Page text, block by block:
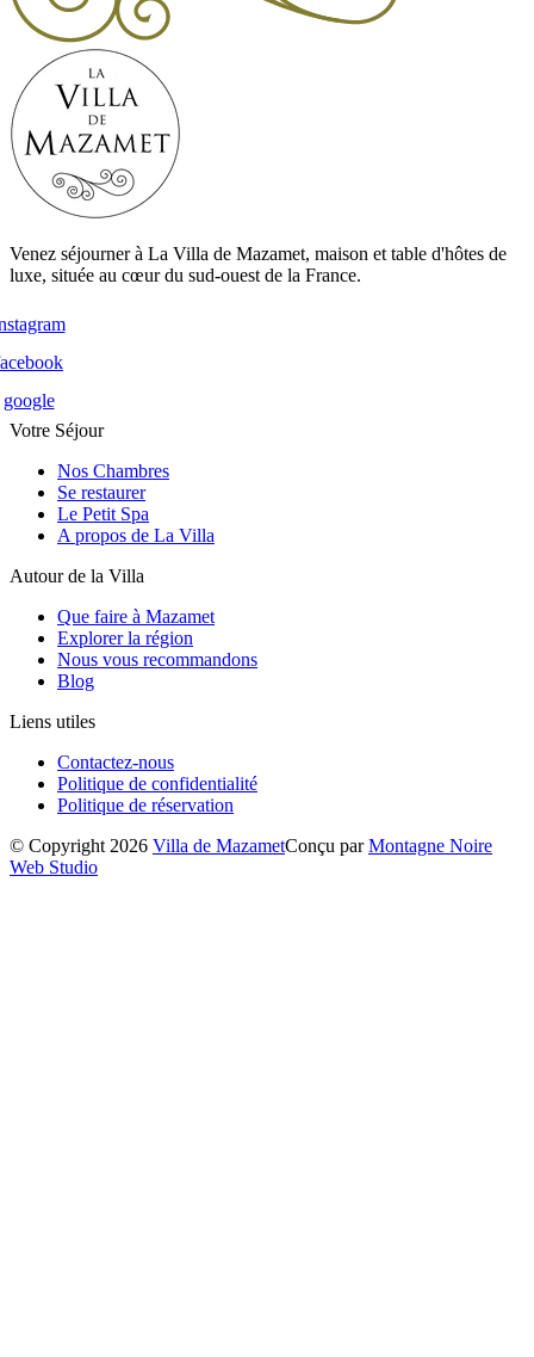
Venez séjourner à La Villa de Mazamet, maison et table d'hôtes de
luxe, située au cœur du sud-ouest de la France.
google
Votre Séjour
Nos Chambres
Se restaurer
Le Petit Spa
A propos de La Villa
Autour de la Villa
Que faire à Mazamet
Explorer la région
Nous vous recommandons
Blog
Liens utiles
Contactez-nous
Politique de confidentialité
Politique de réservation
© Copyright 2026 Villa de MazametConçu parMontagne Noire
Web Studio